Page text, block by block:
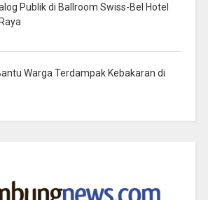
Publik di Ballroom Swiss-Bel Hotel
Warga Terdampak Kebakaran di